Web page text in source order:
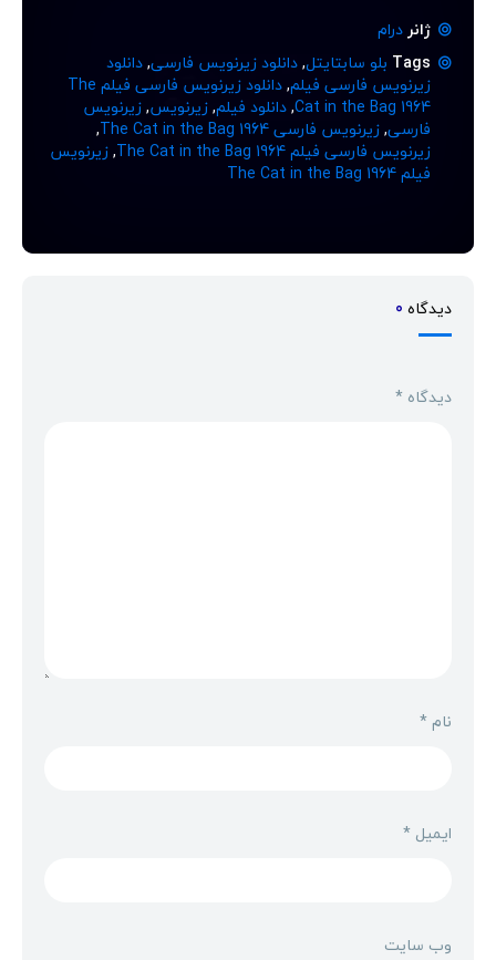
ژانردرام
Tags بلو سابتایتل,دانلود زیرنویس فارسی,دانلود
زیرنویس فارسی فیلم,
دانلود زیرنویس فارسی فیلم The
Cat in the Bag 1964
,دانلود فیلم,زیرنویس,زیرنویس
فارسی,زیرنویس فارسی The Cat in the Bag 1964
,
زیرنویس فارسی فیلم The Cat in the Bag 1964
,زیرنویس
فیلم The Cat in the Bag 1964
دیدگاه 0
دیدگاه *
نام*
ایمیل *
وب‌ سایت